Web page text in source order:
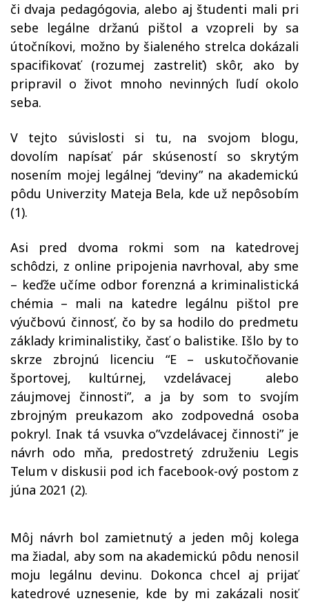
či dvaja pedagógovia, alebo aj študenti mali pri
sebe legálne držanú pištol a vzopreli by sa
útočníkovi, možno by šialeného strelca dokázali
spacifikovať (rozumej zastreliť) skôr, ako by
pripravil o život mnoho nevinných ľudí okolo
seba.
V tejto súvislosti si tu, na svojom blogu,
dovolím napísať pár skúseností so skrytým
nosením mojej legálnej “deviny” na akademickú
pôdu Univerzity Mateja Bela, kde už nepôsobím
(1).
Asi pred dvoma rokmi som na katedrovej
schôdzi, z online pripojenia navrhoval, aby sme
– keďže učíme odbor forenzná a kriminalistická
chémia – mali na katedre legálnu pištol pre
výučbovú činnosť, čo by sa hodilo do predmetu
základy kriminalistiky, časť o balistike. Išlo by to
skrze zbrojnú licenciu “E – uskutočňovanie
športovej, kultúrnej, vzdelávacej alebo
záujmovej činnosti”, a ja by som to svojím
zbrojným preukazom ako zodpovedná osoba
pokryl. Inak tá vsuvka o”vzdelávacej činnosti” je
návrh odo mňa, predostretý združeniu Legis
Telum v diskusii pod ich facebook-ový postom z
júna 2021 (2).
Môj návrh bol zamietnutý a jeden môj kolega
ma žiadal, aby som na akademickú pôdu nenosil
moju legálnu devinu. Dokonca chcel aj prijať
katedrové uznesenie, kde by mi zakázali nosiť